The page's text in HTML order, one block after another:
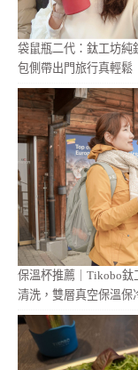
袋鼠瓶二代：鈦工坊純
包側帶出門旅行真輕鬆
保溫杯推薦｜Tikobo鈦
清洗，雙層真空保溫保